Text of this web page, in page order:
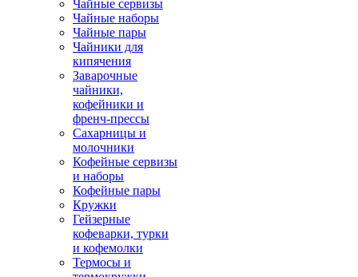
Чайные сервизы
Чайные наборы
Чайные пары
Чайники для
кипячения
Заварочные
чайники,
кофейники и
френч-прессы
Сахарницы и
молочники
Кофейные сервизы
и наборы
Кофейные пары
Кружки
Гейзерные
кофеварки, турки
и кофемолки
Термосы и